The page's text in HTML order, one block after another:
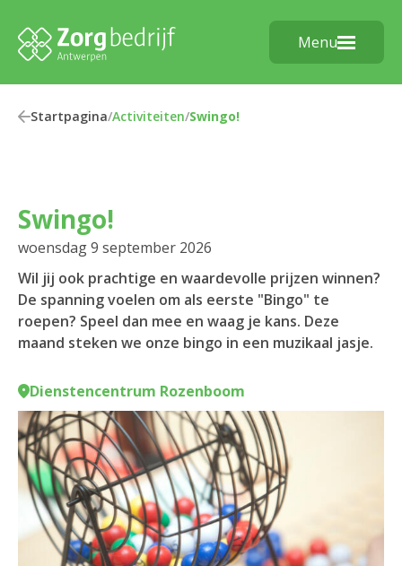
Menu
Startpagina/Activiteiten/Swingo!
Swingo!
woensdag 9 september 2026
Wil jij ook prachtige en waardevolle prijzen winnen?
De spanning voelen om als eerste "Bingo" te
roepen? Speel dan mee en waag je kans. Deze
maand steken we onze bingo in een muzikaal jasje.
Dienstencentrum Rozenboom